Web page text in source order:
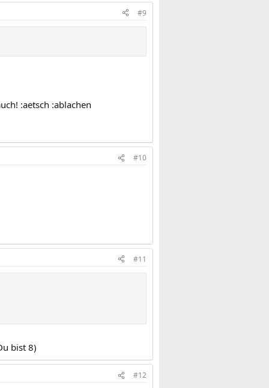
#9
:aetsch :ablachen
#10
#11
bist 8)
#12